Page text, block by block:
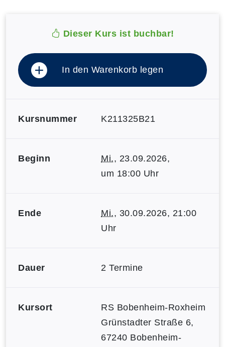
Dieser Kurs ist buchbar!
In den Warenkorb legen
Kursnummer K211325B21
Beginn Mi., 23.09.2026,
um 18:00 Uhr
Ende Mi., 30.09.2026, 21:00
Uhr
Dauer 2 Termine
Kursort
RS Bobenheim-Roxheim
Grünstadter Straße 6,
67240 Bobenheim-